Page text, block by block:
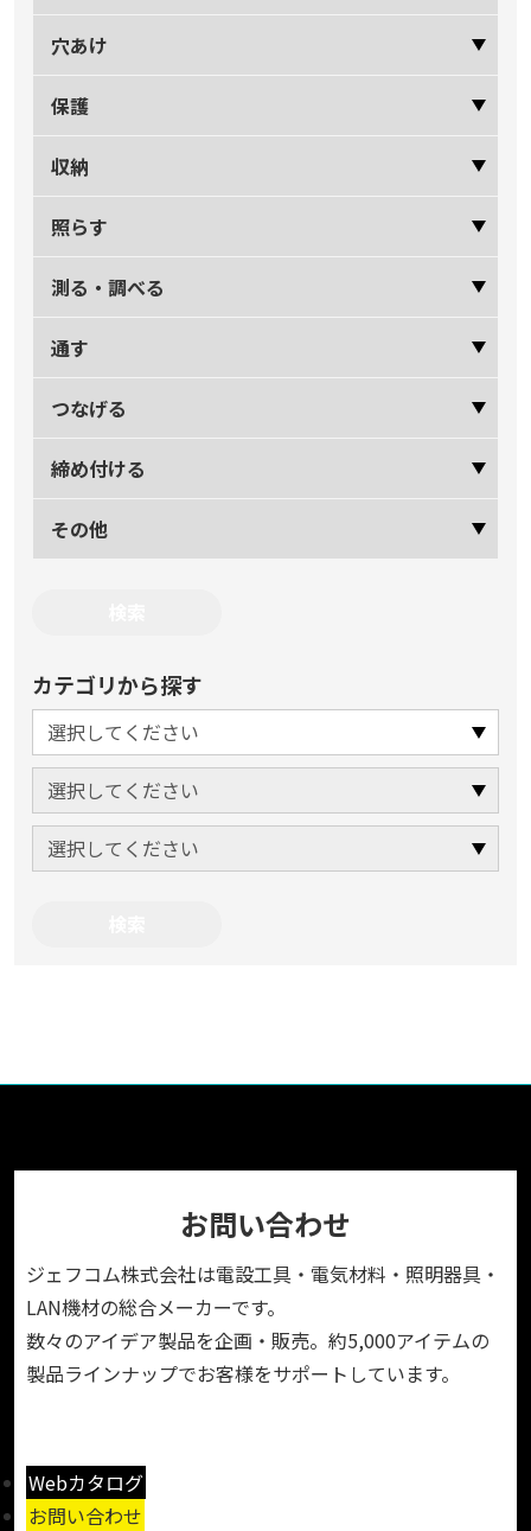
穴あけ
保護
収納
照らす
測る・調べる
通す
つなげる
締め付ける
その他
カテゴリから探す
お問い合わせ
ジェフコム株式会社は電設工具・電気材料・照明器具・
LAN機材の総合メーカーです。
数々のアイデア製品を企画・販売。約5,000アイテムの
製品ラインナップでお客様をサポートしています。
Webカタログ
お問い合わせ